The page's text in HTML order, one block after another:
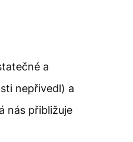
a
nepřivedl) a
nás přibližuje